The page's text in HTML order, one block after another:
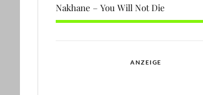
Nakhane – You Will Not Die
ANZEIGE